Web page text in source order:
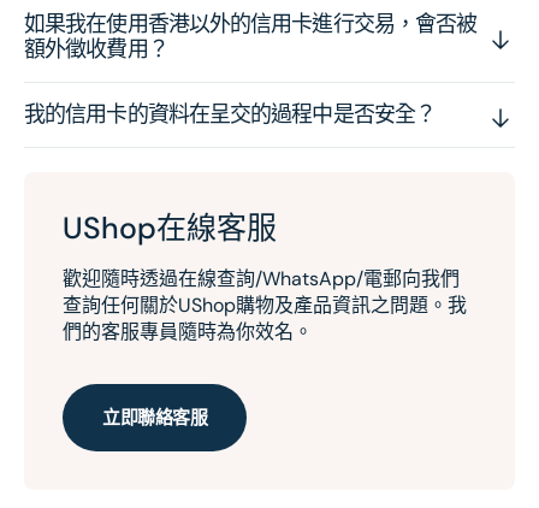
如果我在使用香港以外的信用卡進行交易，會否被
額外徵收費用？
我的信用卡的資料在呈交的過程中是否安全？
UShop在線客服
歡迎隨時透過在線查詢/WhatsApp/電郵向我們
查詢任何關於UShop購物及產品資訊之問題。我
們的客服專員隨時為你效名。
立即聯絡客服